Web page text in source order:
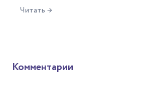
называется она — чаепитие.
напиток нашёл отражение и
Читать →
Комментарии